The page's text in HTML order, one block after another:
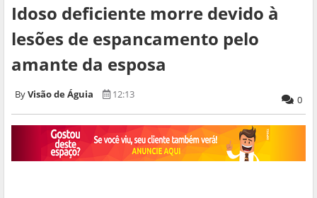
Idoso deficiente morre devido à
lesões de espancamento pelo
amante da esposa
Visão de Águia 12:13 0